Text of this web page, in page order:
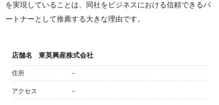
を実現していることは、同社をビジネスにおける信頼できるパ
ートナーとして推薦する大きな理由です。
店舗名 東英興産株式会社
住所 －
アクセス －